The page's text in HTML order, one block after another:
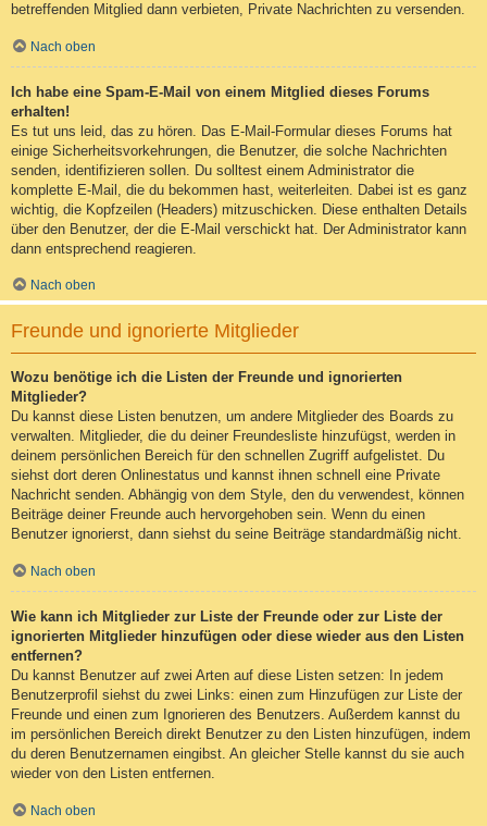
betreffenden Mitglied dann verbieten, Private Nachrichten zu versenden.
Nach oben
Ich habe eine Spam-E-Mail von einem Mitglied dieses Forums
erhalten!
Es tut uns leid, das zu hören. Das E-Mail-Formular dieses Forums hat
einige Sicherheitsvorkehrungen, die Benutzer, die solche Nachrichten
senden, identifizieren sollen. Du solltest einem Administrator die
komplette E-Mail, die du bekommen hast, weiterleiten. Dabei ist es ganz
wichtig, die Kopfzeilen (Headers) mitzuschicken. Diese enthalten Details
über den Benutzer, der die E-Mail verschickt hat. Der Administrator kann
dann entsprechend reagieren.
Nach oben
Freunde und ignorierte Mitglieder
Wozu benötige ich die Listen der Freunde und ignorierten
Mitglieder?
Du kannst diese Listen benutzen, um andere Mitglieder des Boards zu
verwalten. Mitglieder, die du deiner Freundesliste hinzufügst, werden in
deinem persönlichen Bereich für den schnellen Zugriff aufgelistet. Du
siehst dort deren Onlinestatus und kannst ihnen schnell eine Private
Nachricht senden. Abhängig von dem Style, den du verwendest, können
Beiträge deiner Freunde auch hervorgehoben sein. Wenn du einen
Benutzer ignorierst, dann siehst du seine Beiträge standardmäßig nicht.
Nach oben
Wie kann ich Mitglieder zur Liste der Freunde oder zur Liste der
ignorierten Mitglieder hinzufügen oder diese wieder aus den Listen
entfernen?
Du kannst Benutzer auf zwei Arten auf diese Listen setzen: In jedem
Benutzerprofil siehst du zwei Links: einen zum Hinzufügen zur Liste der
Freunde und einen zum Ignorieren des Benutzers. Außerdem kannst du
im persönlichen Bereich direkt Benutzer zu den Listen hinzufügen, indem
du deren Benutzernamen eingibst. An gleicher Stelle kannst du sie auch
wieder von den Listen entfernen.
Nach oben